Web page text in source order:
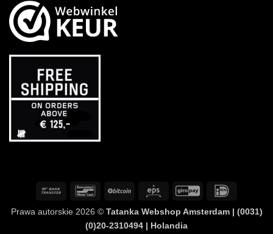
Przelew
BancontactBitCoin Eps GiroPay
Prawa autorskie 2026 © Tatanka Webshop Amsterdam | (0031)
(0)20-2310494 | Holandia